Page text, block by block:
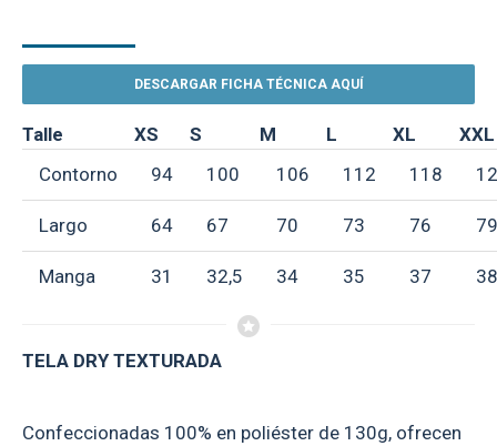
DESCARGAR FICHA TÉCNICA AQUÍ
Talle XS S M L XL
XXL
Contorno
94 100 106 112 118
Largo 64 67 70 73 76 79
Manga 31 32,5 34 35 37
TELA DRY TEXTURADA
Confeccionadas 100% en poliéster de 130g, ofrecen